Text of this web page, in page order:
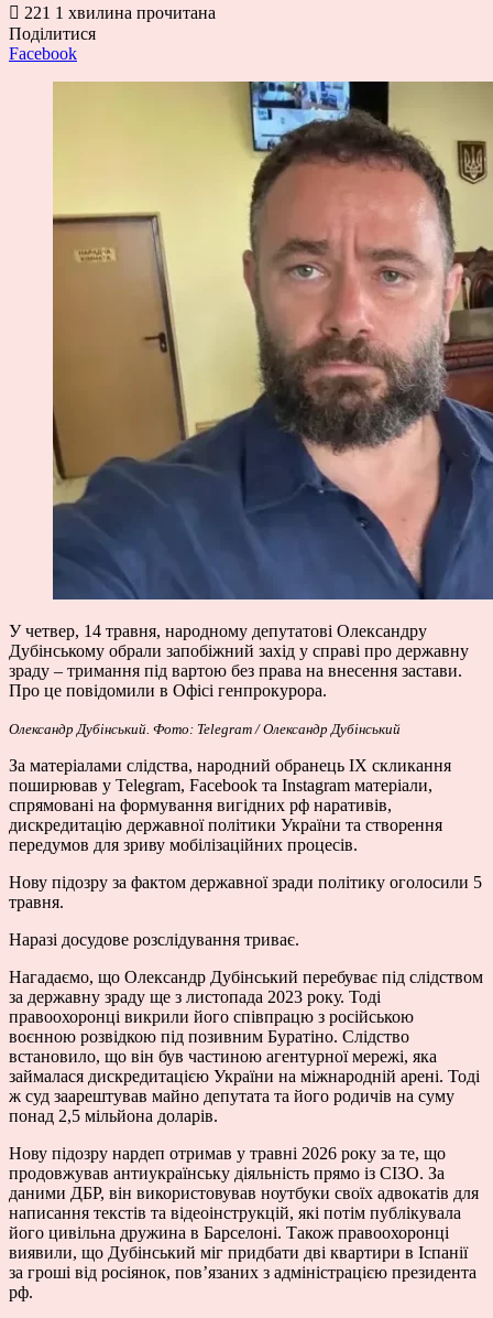
221 1 хвилина прочитана
Поділитися
Facebook
У четвер, 14 травня, народному депутатові Олександру
Дубінському обрали запобіжний захід у справі про державну
зраду – тримання під вартою без права на внесення застави.
Про це повідомили в Офісі генпрокурора.
Олександр Дубінський. Фото: Telegram / Олександр Дубінський
За матеріалами слідства, народний обранець IX скликання
поширював у Telegram, Facebook та Instagram матеріали,
спрямовані на формування вигідних рф наративів,
дискредитацію державної політики України та створення
передумов для зриву мобілізаційних процесів.
Нову підозру за фактом державної зради політику оголосили 5
травня.
Наразі досудове розслідування триває.
Нагадаємо, що Олександр Дубінський перебуває під слідством
за державну зраду ще з листопада 2023 року. Тоді
правоохоронці викрили його співпрацю з російською
воєнною розвідкою під позивним Буратіно. Слідство
встановило, що він був частиною агентурної мережі, яка
займалася дискредитацією України на міжнародній арені. Тоді
ж суд заарештував майно депутата та його родичів на суму
понад 2,5 мільйона доларів.
Нову підозру нардеп отримав у травні 2026 року за те, що
продовжував антиукраїнську діяльність прямо із СІЗО. За
даними ДБР, він використовував ноутбуки своїх адвокатів для
написання текстів та відеоінструкцій, які потім публікувала
його цивільна дружина в Барселоні. Також правоохоронці
виявили, що Дубінський міг придбати дві квартири в Іспанії
за гроші від росіянок, пов’язаних з адміністрацією президента
рф.